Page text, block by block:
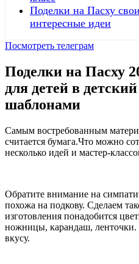
Поделки на Пасху
интересные идеи
Посмотреть телеграм
Поделки на Пасху
для детей в
шаблонами
Самым востребованным
считается бумага.Что можно
несколько идей и мастер-
Обратите внимание на
похожа на подкову. Сделаем
изготовления понадобится
ножницы, карандаш,
вкусу.